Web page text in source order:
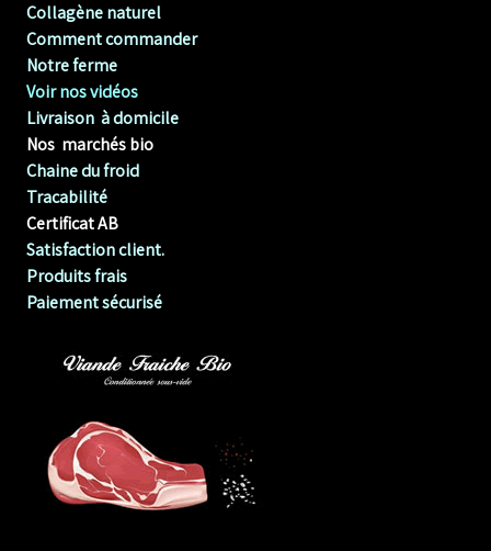
Collagène naturel
Comment commander
Notre ferme
Voir nos vidéos
Livraison à domicile
Nos marchés bio
Chaine du froid
Tracabilité
Certificat AB
Satisfaction client.
Produits frais
Paiement sécurisé